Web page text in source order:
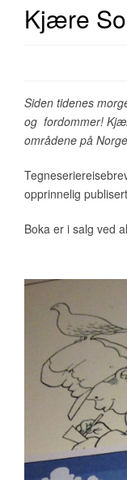
Kjære
Siden tidenes
og fordommer!
områdene på
opprinnelig
Boka er i salg ved